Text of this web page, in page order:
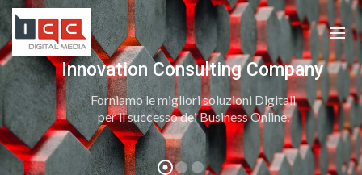
Forniamo le migliori soluzioni Digitali
per il successo dei Business Online.
Innovation Consulting Company